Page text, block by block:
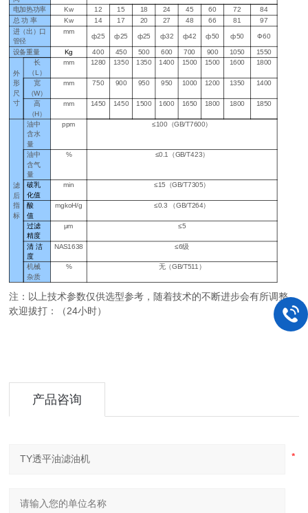
电加热功率 Kw 12 15 18 24 45 60 72
84
总 功 率
Kw 14 17 20 27 48 66 81
97
进（出）口
管径
mm
ф25 ф25 ф25 ф32 ф42 ф50 ф50 Ф60
设备重量 Kg 400 450 500 600 700 900 1050 1550
外
形
尺
寸
长
（L）
mm 1280 1350 1350 1400 1500 1500 1600 1800
宽
（W）
mm 750 900 950 950 1000 1200 1350 1400
高
（H）
mm 1450 1450 1500 1600 1650 1800 1800 1850
滤
后
指
标
油中
含水
量
ppm ≤100（GB/T7600）
油中
含气
量
% ≤0.1（GB/T423）
破乳
化值
min ≤15（GB/T7305）
酸
值
mgkoH/g ≤0.3 （GB/T264）
过滤
精度
μm ≤5
清 洁
度
NAS1638 ≤6级
机械
杂质
% 无（GB/T511）
注：以上技术参数仅供选型参考，随着技术的不断进步会有所调整。
欢迎拔打：（24小时）
产品咨询